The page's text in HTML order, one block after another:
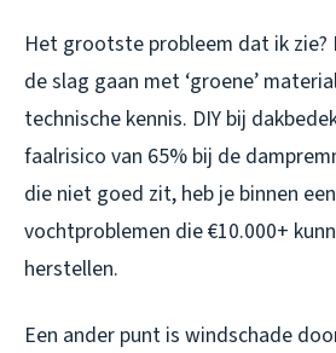
Het grootste probleem dat ik zie?
de slag gaan met ‘groene’
technische kennis. DIY bij
faalrisico van 65% bij de
die niet goed zit, heb je binnen
vochtproblemen die €10.000+
herstellen.
Een ander punt is windschade